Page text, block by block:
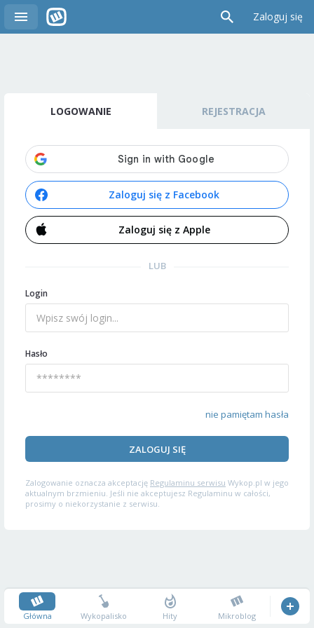
Zaloguj się
LOGOWANIE REJESTRACJA
Zaloguj się z Facebook
Zaloguj się z Apple
LUB
Login
Hasło
nie pamiętam hasła
ZALOGUJ SIĘ
Zalogowanie oznacza akceptację Regulaminu serwisu Wykop.pl w jego
aktualnym brzmieniu. Jeśli nie akceptujesz Regulaminu w całości,
prosimy o niekorzystanie z serwisu.
Główna Wykopalisko Hity Mikroblog